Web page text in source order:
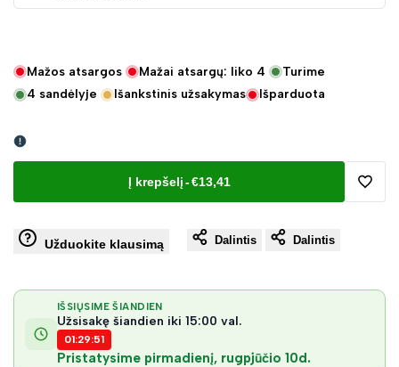
Mažos atsargos Mažai atsargų: liko 4
Turime
4 sandėlyje Išankstinis užsakymas Išparduota
Į krepšelį-€13,41
Užduokite klausimą Dalintis Dalintis
IŠSIŲSIME ŠIANDIEN
Užsisakę šiandien iki 15:00 val.
01:29:51
Pristatysime pirmadienį, rugpjūčio 10d.